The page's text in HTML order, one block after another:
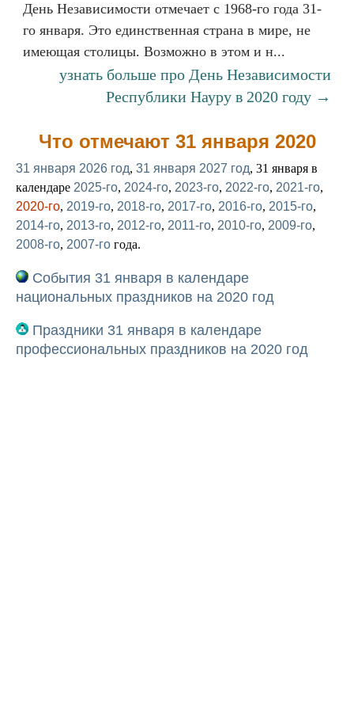
День Независимости отмечает с 1968-го года 31-
го января. Это единственная страна в мире, не
имеющая столицы. Возможно в этом и н...
узнать больше про День Независимости
Республики Науру в 2020 году →
Что отмечают 31 января 2020
31 января 2026 год, 31 января 2027 год, 31 января в
календаре 2025-го, 2024-го, 2023-го, 2022-го, 2021-го,
2020-го, 2019-го, 2018-го, 2017-го, 2016-го, 2015-го,
2014-го, 2013-го, 2012-го, 2011-го, 2010-го, 2009-го,
2008-го, 2007-го года.
События 31 января в календаре
национальных праздников на 2020 год
Праздники 31 января в календаре
профессиональных праздников на 2020 год